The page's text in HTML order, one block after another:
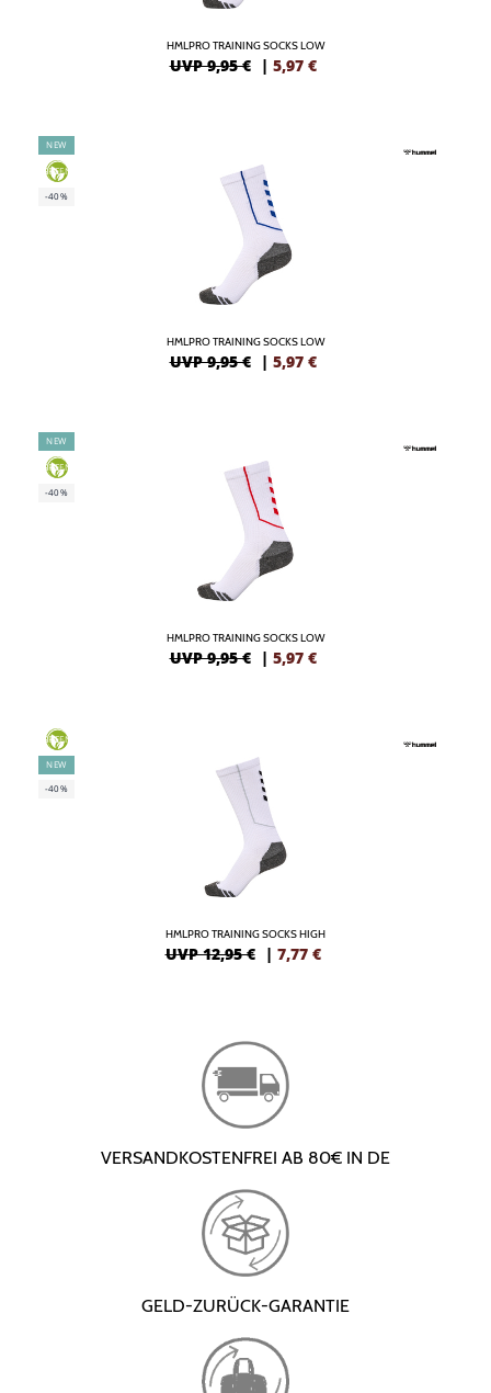
HMLPRO TRAINING SOCKS LOW
UVP 9,95 € | 5,97 €
NEW
GREEN
-40%
HMLPRO TRAINING SOCKS LOW
UVP 9,95 € | 5,97 €
NEW
GREEN
-40%
HMLPRO TRAINING SOCKS LOW
UVP 9,95 € | 5,97 €
GREEN
NEW
-40%
HMLPRO TRAINING SOCKS HIGH
UVP 12,95 € | 7,77 €
VERSANDKOSTENFREI AB 80€ IN DE
GELD-ZURÜCK-GARANTIE